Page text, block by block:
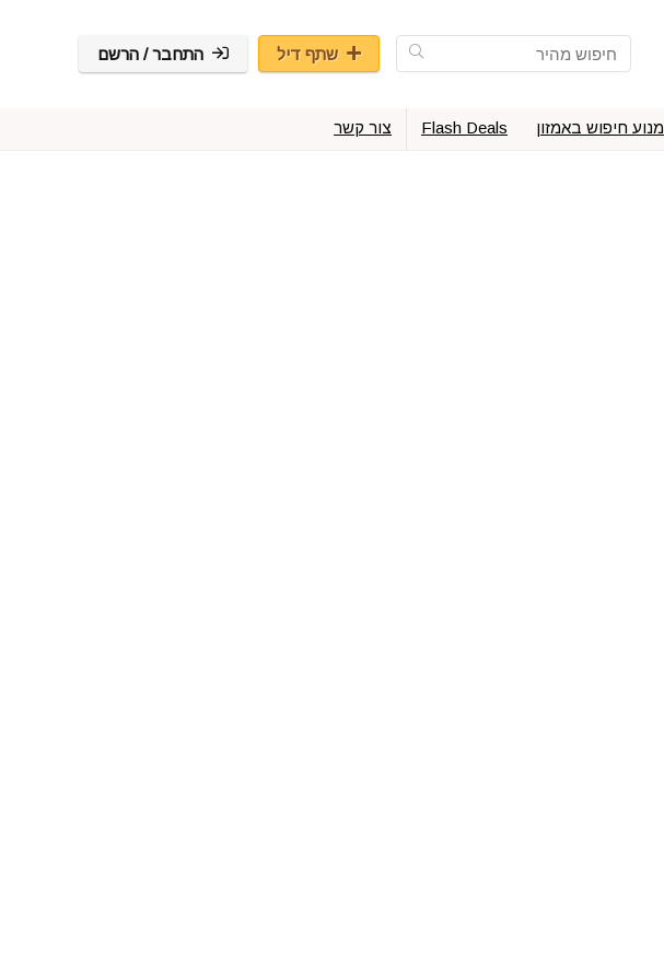
שתף דיל התחבר / הרשם
מנוע חיפוש באמזון Flash Deals צור קשר